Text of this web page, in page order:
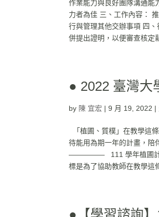
作業能力與良好團隊溝通能
力者為佳 三、工作內容：
行與管理其他交辦事項 四
併提出證明，以便審查核定
● 2022 臺灣大
by 陳 宜宏 |9 月 19, 2022 |
「植圃、質樸」在教學這
待能用為期一年的計畫，陪
————— 111 學年植圃計畫
標是為了協助教師在教學